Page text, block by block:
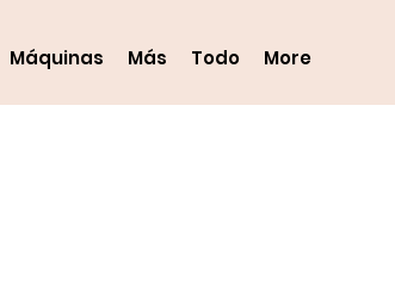
Máquinas Más Todo More